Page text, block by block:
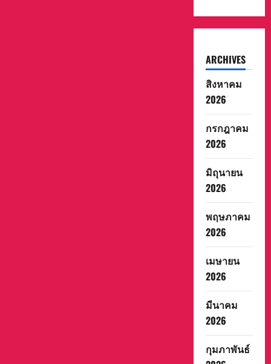
ARCHIVES
สิงหาคม
2026
กรกฎาคม
2026
มิถุนายน
2026
พฤษภาคม
2026
เมษายน
2026
มีนาคม
2026
กุมภาพันธ์